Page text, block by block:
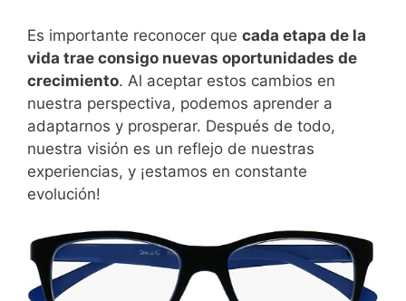
Es importante reconocer que cada etapa de la
vida trae consigo nuevas oportunidades de
crecimiento. Al aceptar estos cambios en
nuestra perspectiva, podemos aprender a
adaptarnos y prosperar. Después de todo,
nuestra visión es un reflejo de nuestras
experiencias, y ¡estamos en constante
evolución!